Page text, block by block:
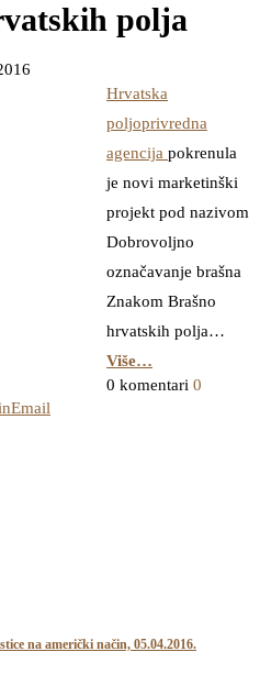
polja
Hrvatska
poljoprivredna
agencija pokrenula
je novi marketinški
projekt pod nazivom
Dobrovoljno
označavanje brašna
Znakom Brašno
hrvatskih polja…
Više…
0 komentari 0
Email
na američki način, 05.04.2016.